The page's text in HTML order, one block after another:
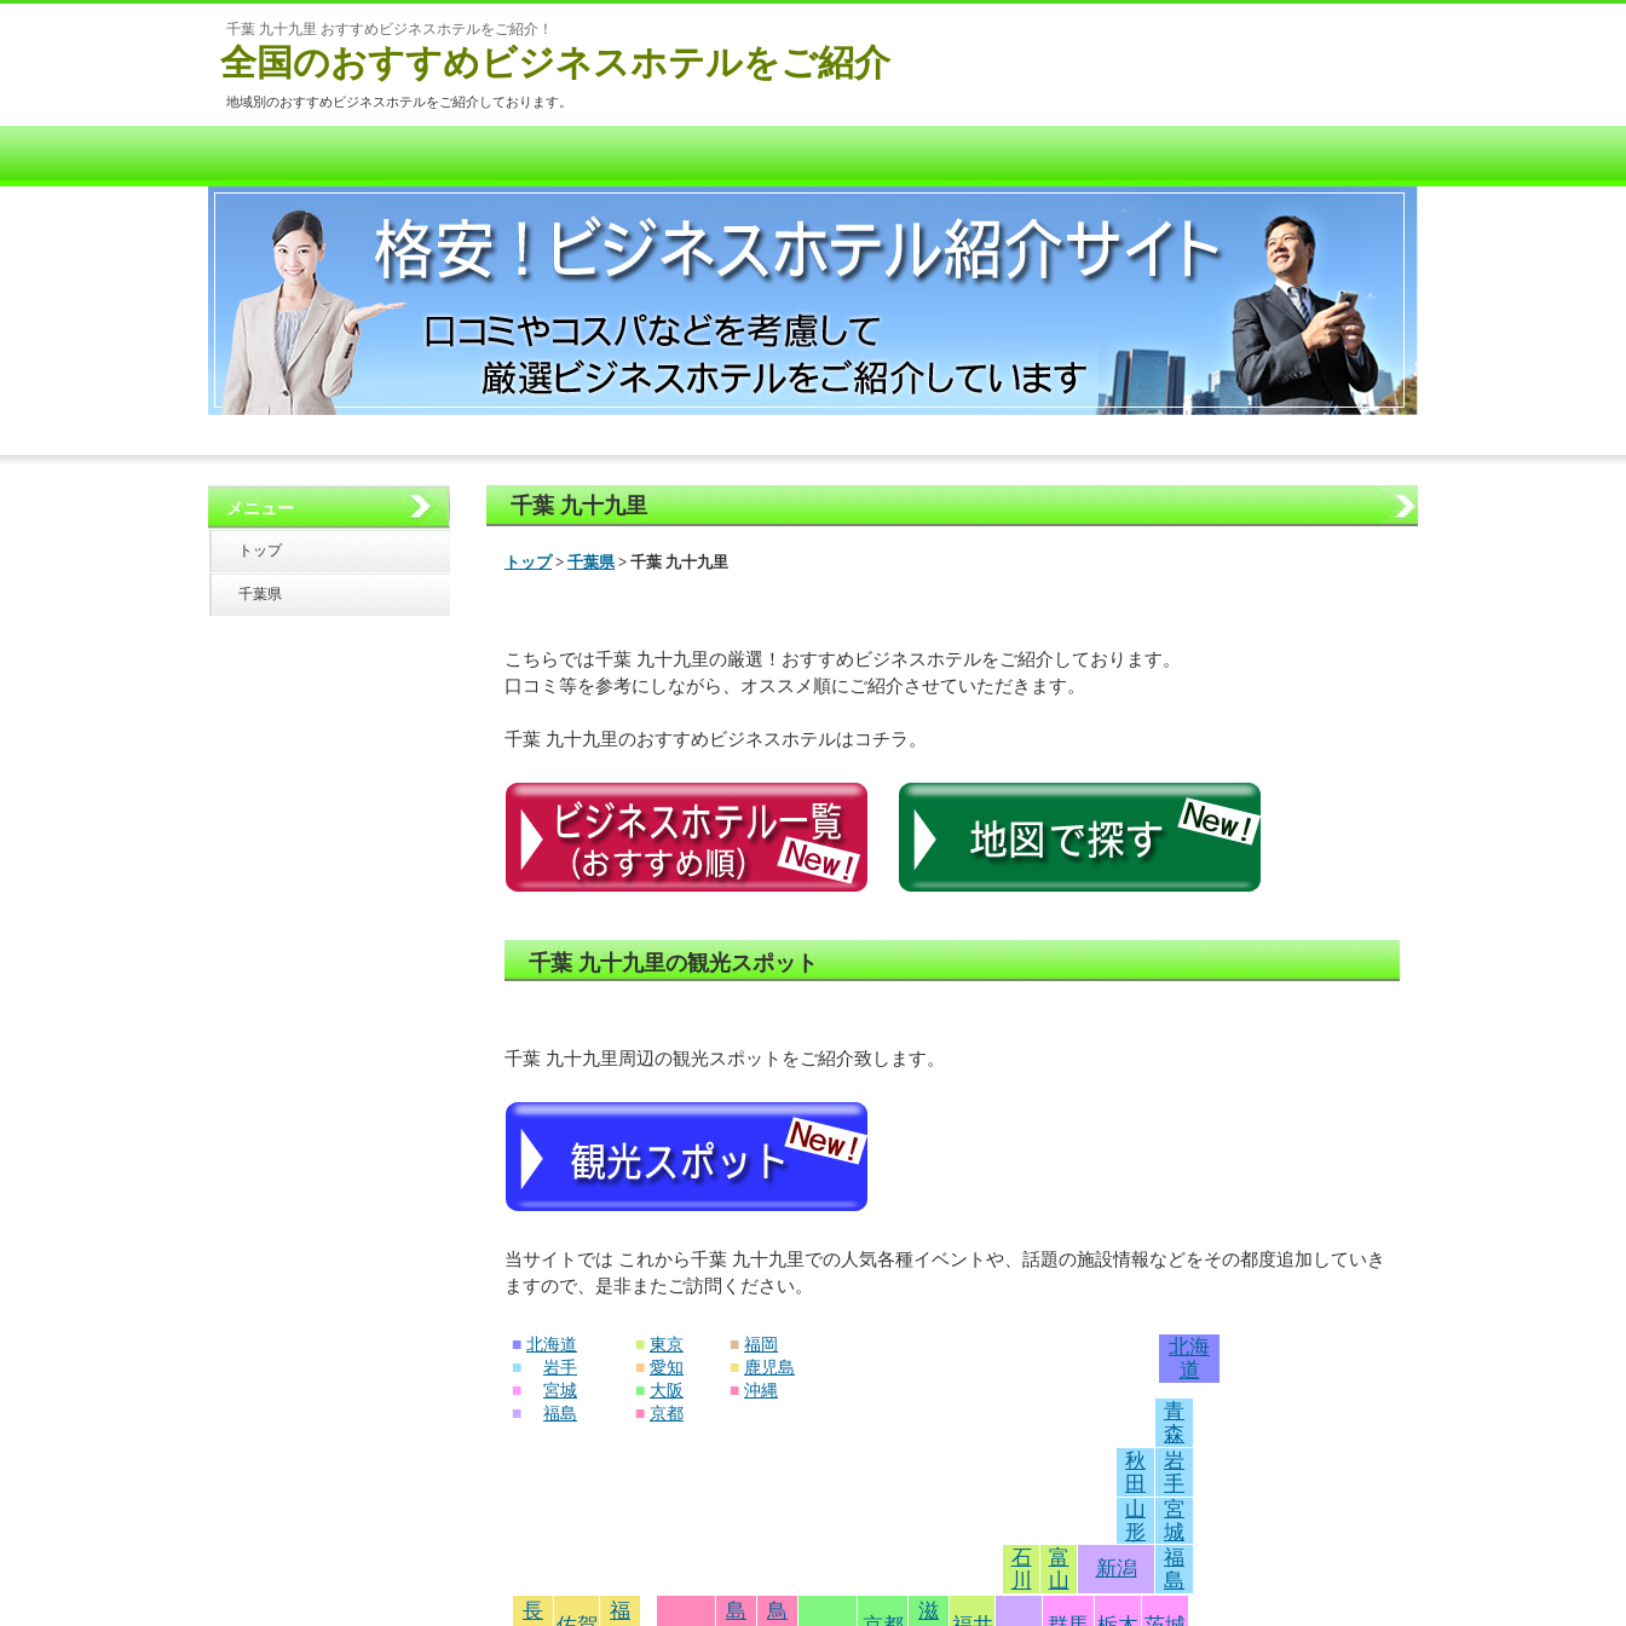
千葉 九十九里 おすすめビジネスホテルをご紹介！
全国のおすすめビジネスホテルをご紹介
地域別のおすすめビジネスホテルをご紹介しております。
千葉 九十九里
トップ> 千葉県> 千葉 九十九里
こちらでは千葉 九十九里の厳選！おすすめビジネスホテルをご紹介しております。
口コミ等を参考にしながら、オススメ順にご紹介させていただきます。
千葉 九十九里のおすすめビジネスホテルはコチラ。
千葉 九十九里の観光スポット
千葉 九十九里周辺の観光スポットをご紹介致します。
当サイトでは これから千葉 九十九里での人気各種イベントや、話題の施設情報などをその都度追加していき
ますので、是非またご訪問ください。
■ 北海道
■
岩手
■
宮城
■
福島
■ 東京
■ 愛知
■ 大阪
■ 京都
■ 福岡
■ 鹿児島
■ 沖縄
北海
道
青
森
秋
田
岩
手
山
形
宮
城
石
川
富
山
新潟
福
島
長
福 島 鳥 滋
メニュー
トップ
千葉県